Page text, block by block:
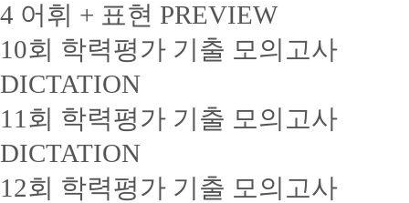
4 어휘 + 표현 PREVIEW
10회 학력평가 기출 모의고사
DICTATION
11회 학력평가 기출 모의고사
DICTATION
12회 학력평가 기출 모의고사